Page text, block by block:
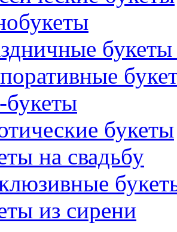
букеты
букеты
на свадьбу
из сирени